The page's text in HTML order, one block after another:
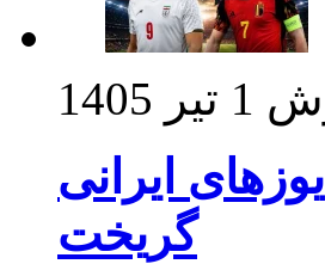
1 تیر 1405
ایرانی
گریخت